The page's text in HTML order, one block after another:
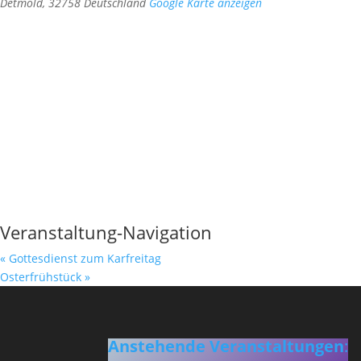
Veranstaltung-Navigation
« Gottesdienst zum Karfreitag
Osterfrühstück »
Anstehende Veranstaltungen: